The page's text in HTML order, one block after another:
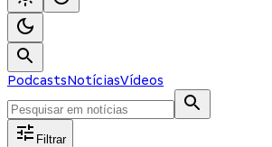
PodcastsNotíciasVídeos
Filtrar